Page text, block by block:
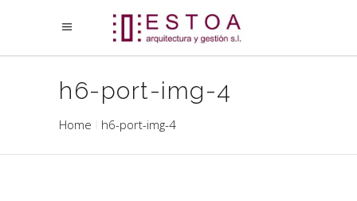
h6-port-img-4
Home h6-port-img-4